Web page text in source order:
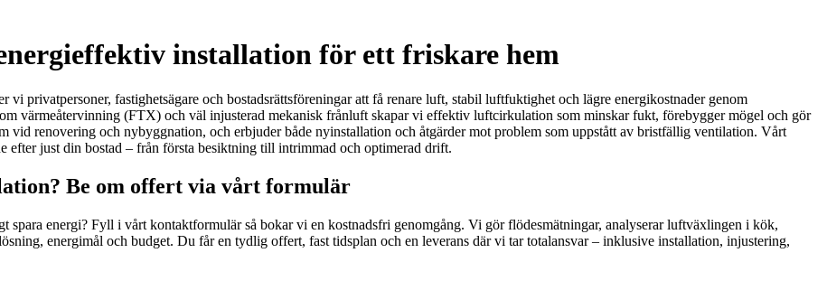
installation för ett friskare hem
privatpersoner, fastighetsägare och bostadsrättsföreningar att få renare luft, stabil luftfuktighet och lägre energikostnader genom
värmeåtervinning (FTX) och väl injusterad mekanisk frånluft skapar vi effektiv luftcirkulation som minskar fukt, förebygger mögel och gör
vid renovering och nybyggnation, och erbjuder både nyinstallation och åtgärder mot problem som uppstått av bristfällig ventilation. Vårt
efter just din bostad – från första besiktning till intrimmad och optimerad drift.
Be om offert via vårt formulär
energi? Fyll i vårt kontaktformulär så bokar vi en kostnadsfri genomgång. Vi gör flödesmätningar, analyserar luftväxlingen i kök,
energimål och budget. Du får en tydlig offert, fast tidsplan och en leverans där vi tar totalansvar – inklusive installation, injustering,